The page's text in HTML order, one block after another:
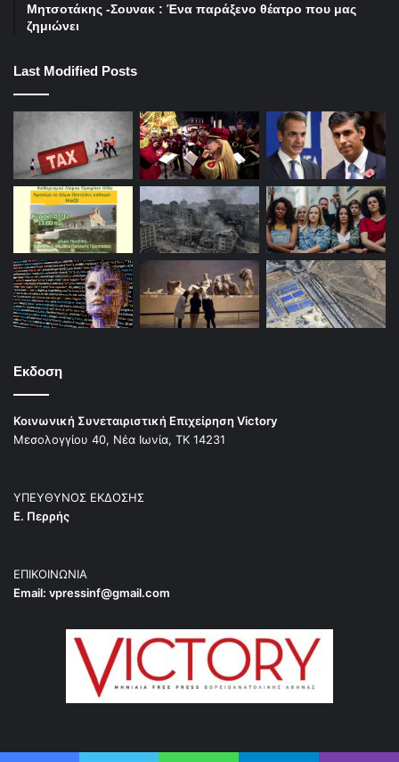
Μητσοτάκης -Σουνακ : Ένα παράξενο θέατρο που μας
ζημιώνει
Last Modified Posts
Εκδοση
Κοινωνική Συνεταιριστική Επιχείρηση Victory
Μεσολογγίου 40, Νέα Ιωνία, ΤΚ 14231
ΥΠΕΥΘΥΝΟΣ ΕΚΔΟΣΗΣ
Ε. Περρής
ΕΠΙΚΟΙΝΩΝΙΑ
Email: vpressinf@gmail.com